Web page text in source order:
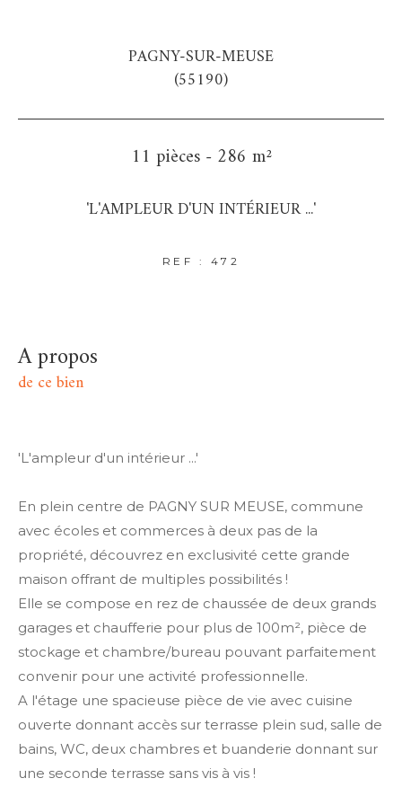
PAGNY-SUR-MEUSE
(55190)
11 pièces - 286 m²
'L'AMPLEUR D'UN INTÉRIEUR ...'
REF : 472
a propos
de ce bien
'L'ampleur d'un intérieur ...'
En plein centre de PAGNY SUR MEUSE, commune
avec écoles et commerces à deux pas de la
propriété, découvrez en exclusivité cette grande
maison offrant de multiples possibilités !
Elle se compose en rez de chaussée de deux grands
garages et chaufferie pour plus de 100m², pièce de
stockage et chambre/bureau pouvant parfaitement
convenir pour une activité professionnelle.
A l'étage une spacieuse pièce de vie avec cuisine
ouverte donnant accès sur terrasse plein sud, salle de
bains, WC, deux chambres et buanderie donnant sur
une seconde terrasse sans vis à vis !